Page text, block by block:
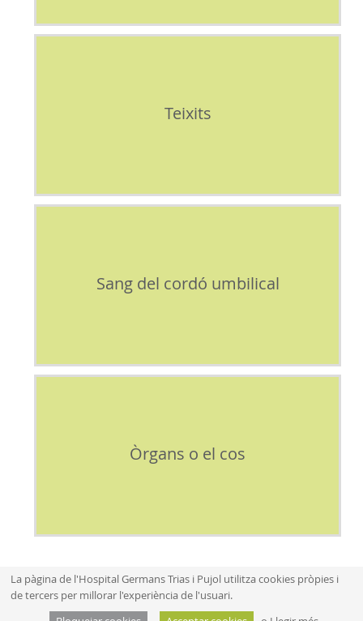
Teixits
Sang del cordó umbilical
Òrgans o el cos
La pàgina de l'Hospital Germans Trias i Pujol utilitza cookies pròpies i
de tercers per millorar l'experiència de l'usuari.